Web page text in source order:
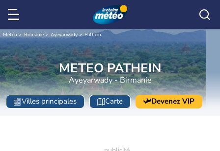
Météo Birmanie Ayeyarwady Pathein
METEO PATHEIN
Ayeyarwady - Birmanie
Villes principales Carte Devenez VIP